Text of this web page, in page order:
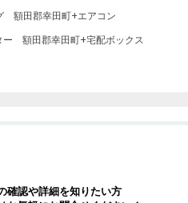
額田郡幸田町+エアコン
ー 額田郡幸田町+宅配ボックス
確認や詳細を知りたい方